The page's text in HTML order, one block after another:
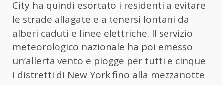
City ha quindi esortato i residenti a evitare
le strade allagate e a tenersi lontani da
alberi caduti e linee elettriche. Il servizio
meteorologico nazionale ha poi emesso
un’allerta vento e piogge per tutti e cinque
i distretti di New York fino alla mezzanotte